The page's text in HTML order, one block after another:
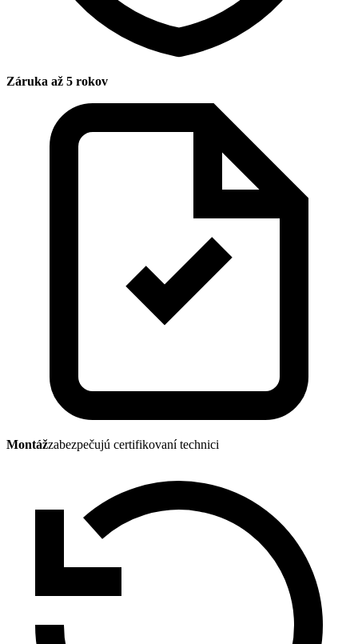
Záruka až 5 rokov
Montážzabezpečujú certifikovaní technici